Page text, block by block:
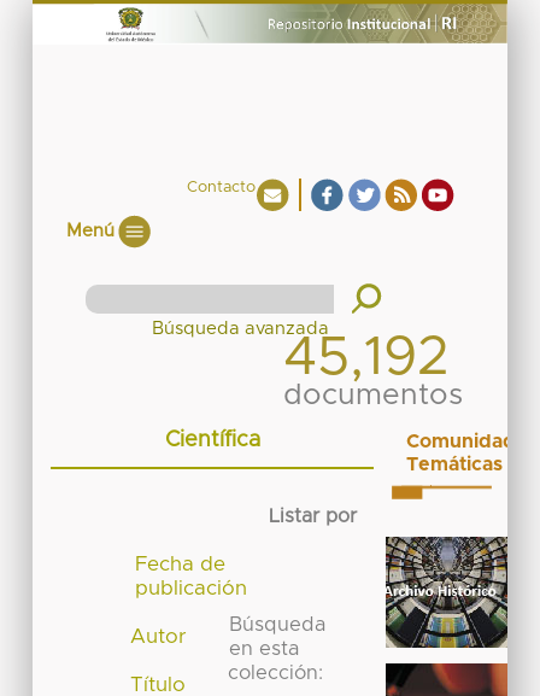
Contacto
Menú
45,192
documentos
Científica
Listar por
Fecha de
publicación
Autor
Título
Búsqueda
en esta
colección:
Comunidades
Temáticas